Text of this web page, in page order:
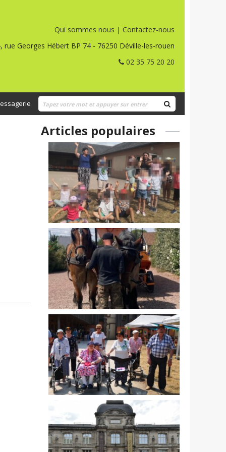
Qui sommes nous | Contactez-nous
rue Georges Hébert BP 74 - 76250 Déville-les-rouen
02 35 75 20 20
Articles populaires